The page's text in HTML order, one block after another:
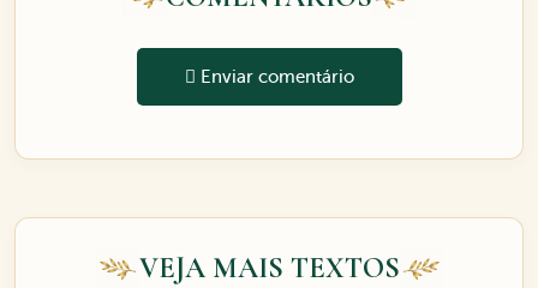
Enviar comentário
VEJA MAIS TEXTOS